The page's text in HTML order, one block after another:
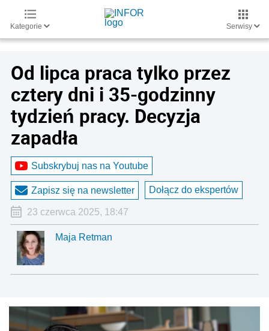
Kategorie Serwisy
Od lipca praca tylko przez
cztery dni i 35-godzinny
tydzień pracy. Decyzja
zapadła
Subskrybuj nas na Youtube
Zapisz się na newsletter Dołącz do ekspertów
23 czerwca 2025, 18:47
Maja Retman